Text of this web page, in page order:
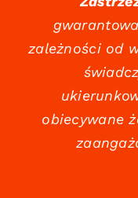
zależności od
obiecywane